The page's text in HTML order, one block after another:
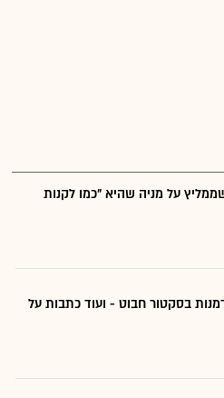
על מניה שהיא "כמו לקנות
בסקטור חבוט - ועוד כתבות על